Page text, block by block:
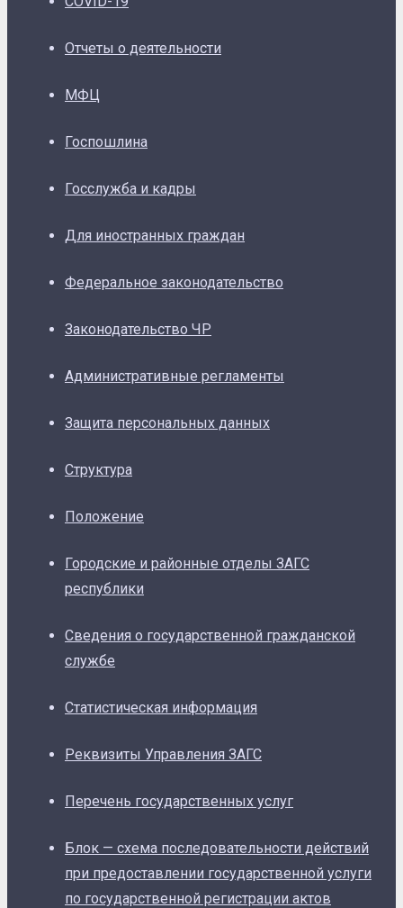
Отчеты о деятельности
МФЦ
Госпошлина
Госслужба и кадры
Для иностранных граждан
Федеральное законодательство
Законодательство ЧР
Административные регламенты
Защита персональных данных
Структура
Положение
Городские и районные отделы ЗАГС
республики
Сведения о государственной гражданской
службе
Статистическая информация
Реквизиты Управления ЗАГС
Перечень государственных услуг
Блок — схема последовательности действий
при предоставлении государственной услуги
по государственной регистрации актов